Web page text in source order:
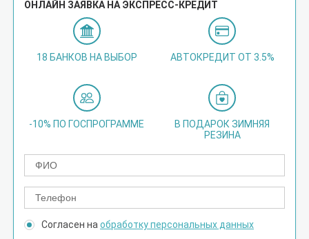
ОНЛАЙН ЗАЯВКА НА ЭКСПРЕСС-КРЕДИТ
18 БАНКОВ НА ВЫБОР АВТОКРЕДИТ ОТ 3.5%
-10% ПО ГОСПРОГРАММЕ
В ПОДАРОК ЗИМНЯЯ
РЕЗИНА
Согласен на обработку персональных данных